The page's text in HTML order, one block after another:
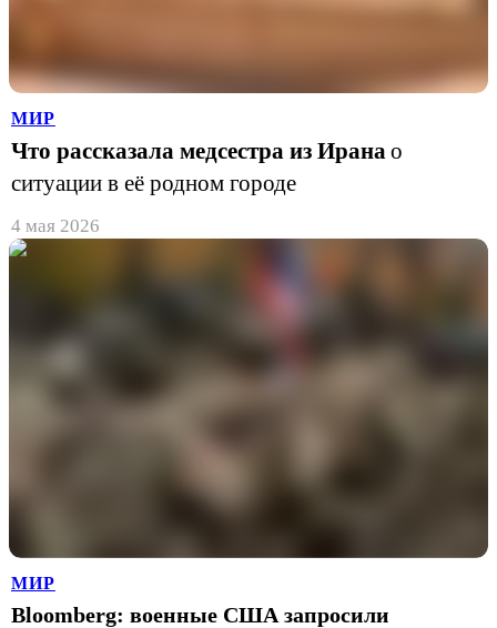
МИР
Что рассказала медсестра из Ирана о
ситуации в её родном городе
4 мая 2026
МИР
Bloomberg: военные США запросили